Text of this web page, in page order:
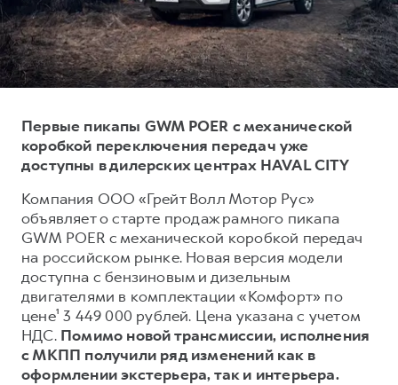
DARGO
от 3 199 000 ₽
DARGO X
от 3 499 000 ₽
F7
от 2 899 000 ₽ от 3 599 000 ₽
POER
от 3 449 000 ₽
Тест-драйв
Трейд-ин
Кредитный калькулятор
Страхование
Кредит
КОРПОРАТИВНЫМ КЛИЕНТАМ
Для малого бизнеса
Корпоративным клиентам
Крупным корпоративным клиентам
Система управления автопарком
СЕРВИСНОЕ ОБСЛУЖИВАНИЕ
Нулевое ТО
Программа «Помощь на дороге»
Электронный ПТС
ПОДДЕРЖКА
GWM Безопасность
Гарантия HAVAL
Мобильное приложение GWM
Программа «HAVAL Защита+»
Руководства по эксплуатации
Подписки
О дилере
Наша команда
Контакты
Первые пикапы GWM POER с механической
коробкой переключения передач уже
доступны в дилерских центрах HAVAL CITY
Компания ООО «Грейт Волл Мотор Рус»
объявляет о старте продаж рамного пикапа
GWM POER с механической коробкой передач
на российском рынке. Новая версия модели
доступна с бензиновым и дизельным
двигателями в комплектации «Комфорт» по
цене¹ 3 449 000 рублей. Цена указана с учетом
НДС. Помимо новой трансмиссии, исполнения
с МКПП получили ряд изменений как в
оформлении экстерьера, так и интерьера.